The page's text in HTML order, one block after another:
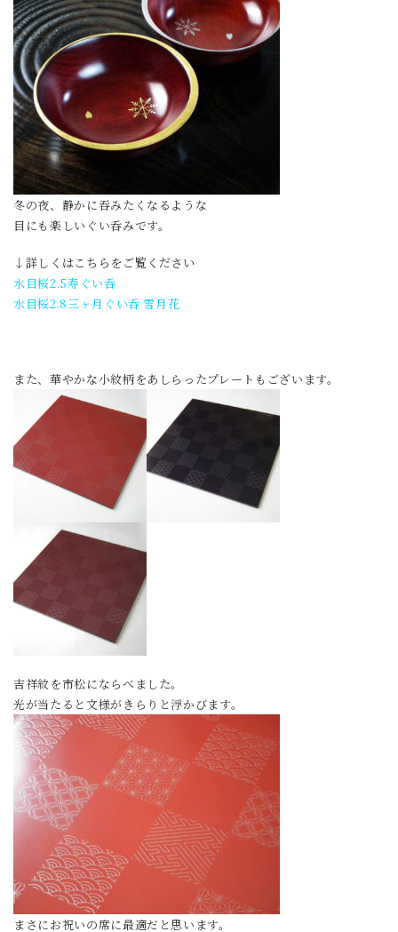
冬の夜、静かに吞みたくなるような
目にも楽しいぐい呑みです。
↓詳しくはこちらをご覧ください
水目桜2.5寿ぐい呑
水目桜2.8三ヶ月ぐい呑 雪月花
また、華やかな小紋柄をあしらったプレートもございます。
吉祥紋を市松にならべました。
光が当たると文様がきらりと浮かびます。
まさにお祝いの席に最適だと思います。